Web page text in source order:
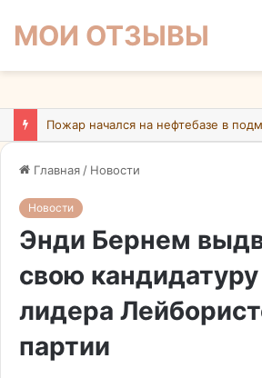
МОИ ОТЗЫВЫ
Главная / Новости
Новости
Энди Бернем
свою
лидера
партии